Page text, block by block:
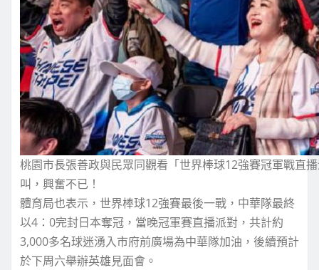
桃園市長張善政與民眾同觀看「世界棒球12強賽冠軍戰直
叫，興奮不已！
體育局也表示，世界棒球12強賽最後一戰，中華隊最終
以4：0完封日本奪冠，當晚冠軍賽直播派對，共計約
3,000多名球迷湧入市府前廣場為中華隊加油，後續預計
於下周六舉辦英雄見面會。